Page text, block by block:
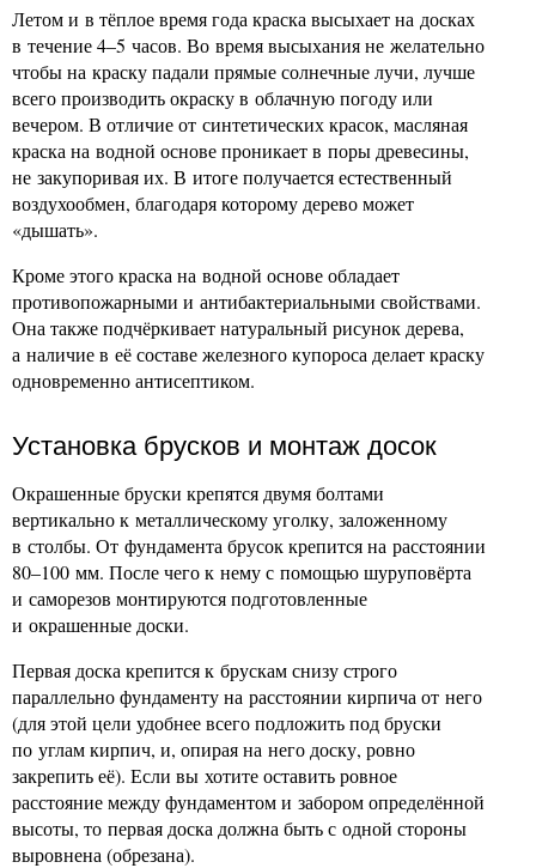
Летом и в тёплое время года краска высыхает на досках
в течение 4–5 часов. Во время высыхания не желательно
чтобы на краску падали прямые солнечные лучи, лучше
всего производить окраску в облачную погоду или
вечером. В отличие от синтетических красок, масляная
краска на водной основе проникает в поры древесины,
не закупоривая их. В итоге получается естественный
воздухообмен, благодаря которому дерево может
«дышать».
Кроме этого краска на водной основе обладает
противопожарными и антибактериальными свойствами.
Она также подчёркивает натуральный рисунок дерева,
а наличие в её составе железного купороса делает краску
одновременно антисептиком.
Установка брусков и монтаж досок
Окрашенные бруски крепятся двумя болтами
вертикально к металлическому уголку, заложенному
в столбы. От фундамента брусок крепится на расстоянии
80–100 мм. После чего к нему с помощью шуруповёрта
и саморезов монтируются подготовленные
и окрашенные доски.
Первая доска крепится к брускам снизу строго
параллельно фундаменту на расстоянии кирпича от него
(для этой цели удобнее всего подложить под бруски
по углам кирпич, и, опирая на него доску, ровно
закрепить её). Если вы хотите оставить ровное
расстояние между фундаментом и забором определённой
высоты, то первая доска должна быть с одной стороны
выровнена (обрезана).